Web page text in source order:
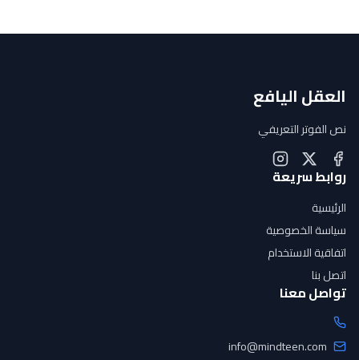
العقل اليافع
نص الفوتر التعريفي
روابط سريعة
الرئيسية
سياسة الخصوصية
اتفاقية الاستخدام
اتصل بنا
تواصل معنا
info@mindteen.com